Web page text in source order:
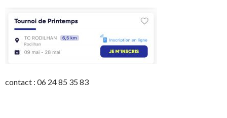
contact : 06 24 85 35 83